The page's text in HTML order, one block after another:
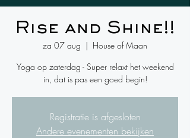
Rise and Shine!!
za 07 aug
  |
House of Maan
Yoga op zaterdag - Super relaxt het weekend
in, dat is pas een goed begin!
Registratie is afgesloten
Andere evenementen bekijken